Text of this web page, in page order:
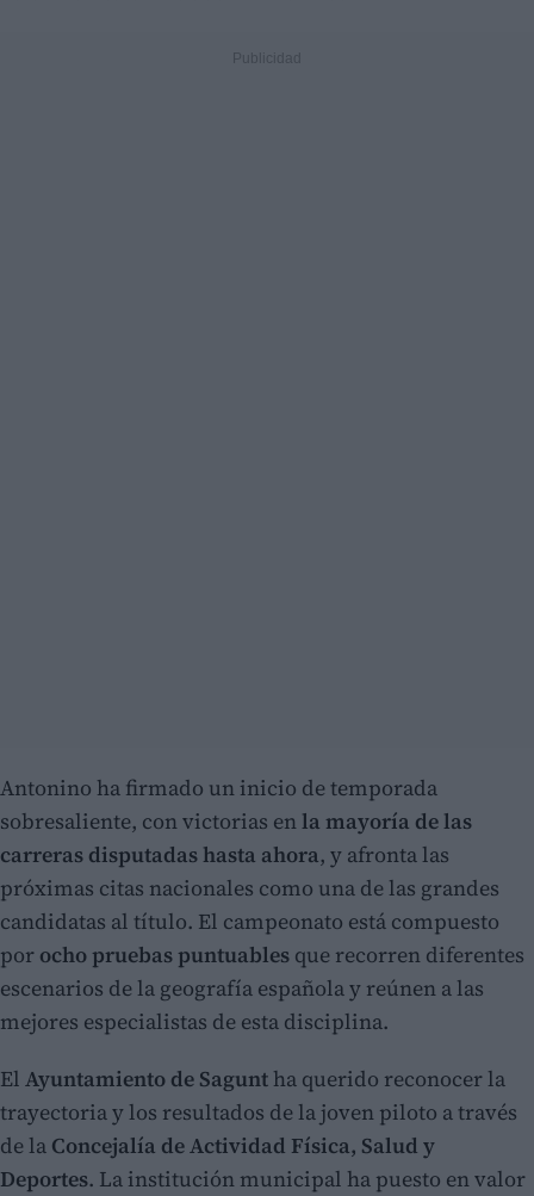
Antonino ha firmado un inicio de temporada
sobresaliente, con victorias enla mayoría de las
carreras disputadas hasta ahora, y afronta las
próximas citas nacionales como una de las grandes
candidatas al título. El campeonato está compuesto
por ocho pruebas puntuables que recorren diferentes
escenarios de la geografía española y reúnen a las
mejores especialistas de esta disciplina.
El Ayuntamiento de Sagunt ha querido reconocer la
trayectoria y los resultados de la joven piloto a través
de la Concejalía de Actividad Física, Salud y
Deportes. La institución municipal ha puesto en valor